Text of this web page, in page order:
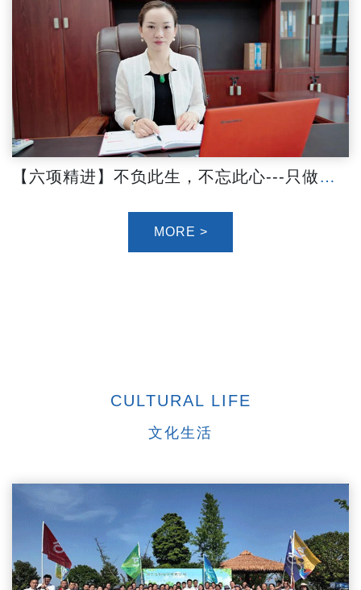
【六项精进】不负此生，不忘此心---只做最好的自己！
MORE >
CULTURAL LIFE
文化生活